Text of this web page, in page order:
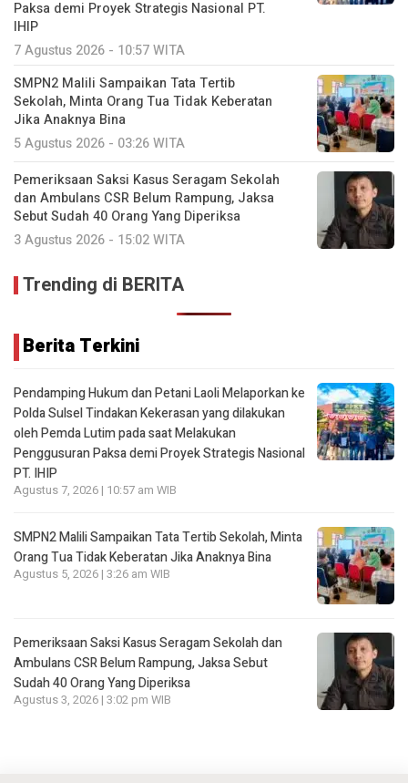
Paksa demi Proyek Strategis Nasional PT.
IHIP
7 Agustus 2026 - 10:57 WITA
SMPN2 Malili Sampaikan Tata Tertib
Sekolah, Minta Orang Tua Tidak Keberatan
Jika Anaknya Bina
5 Agustus 2026 - 03:26 WITA
Pemeriksaan Saksi Kasus Seragam Sekolah
dan Ambulans CSR Belum Rampung, Jaksa
Sebut Sudah 40 Orang Yang Diperiksa
3 Agustus 2026 - 15:02 WITA
Trending di BERITA
Berita Terkini
Pendamping Hukum dan Petani Laoli Melaporkan ke
Polda Sulsel Tindakan Kekerasan yang dilakukan
oleh Pemda Lutim pada saat Melakukan
Penggusuran Paksa demi Proyek Strategis Nasional
PT. IHIP
Agustus 7, 2026 | 10:57 am WIB
SMPN2 Malili Sampaikan Tata Tertib Sekolah, Minta
Orang Tua Tidak Keberatan Jika Anaknya Bina
Agustus 5, 2026 | 3:26 am WIB
Pemeriksaan Saksi Kasus Seragam Sekolah dan
Ambulans CSR Belum Rampung, Jaksa Sebut
Sudah 40 Orang Yang Diperiksa
Agustus 3, 2026 | 3:02 pm WIB